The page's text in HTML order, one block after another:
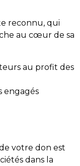
reconnu, qui
au cœur de sa
au profit des
engagés
votre don est
dans la